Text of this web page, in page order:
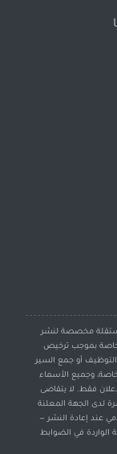
مخصصة لنشر
بموجب ترخيص
أو جمع السير
وجميع الأسماء
فقط. لا يتقاضى
لدى الجهة المعلنة
عند إعادة النشر —
الواردة في الضوابط